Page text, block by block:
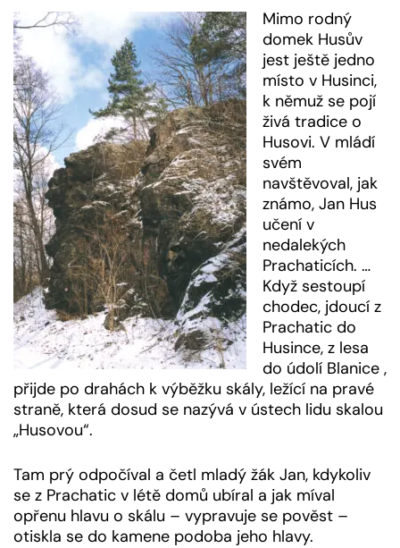
Mimo rodný
domek Husův
jest ještě jedno
místo v Husinci,
k němuž se pojí
živá tradice o
Husovi. V mládí
svém
navštěvoval, jak
známo, Jan Hus
učení v
nedalekých
Prachaticích. …
Když sestoupí
chodec, jdoucí z
Prachatic do
Husince, z lesa
do údolí Blanice ,
přijde po drahách k výběžku skály, ležící na pravé
straně, která dosud se nazývá v ústech lidu skalou
„Husovou“.
Tam prý odpočíval a četl mladý žák Jan, kdykoliv
se z Prachatic v létě domů ubíral a jak míval
opřenu hlavu o skálu – vypravuje se pověst –
otiskla se do kamene podoba jeho hlavy.